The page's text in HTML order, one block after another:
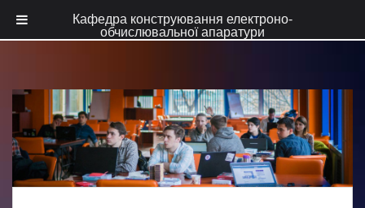
Кафедра конструювання електроно-
обчислювальної апаратури